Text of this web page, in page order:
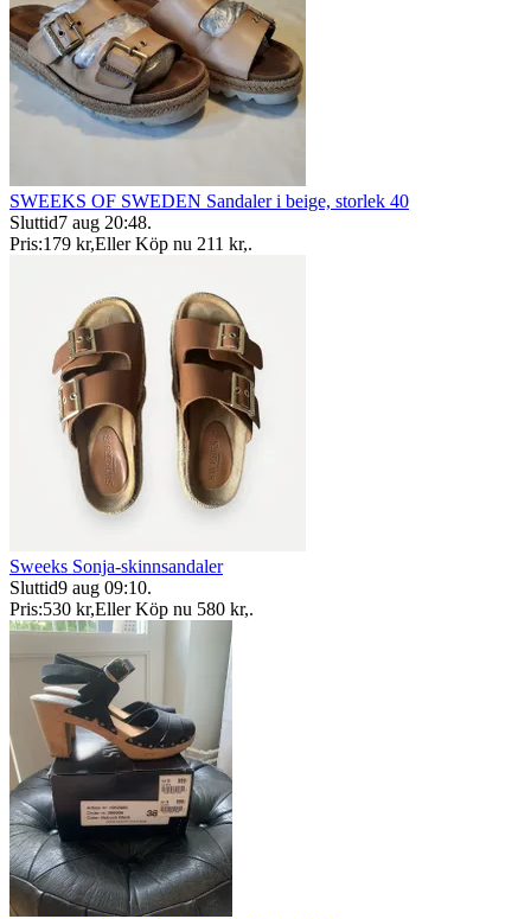
SWEEKS OF SWEDEN Sandaler i beige, storlek 40
Sluttid7 aug 20:48.
Pris:179 kr,Eller Köp nu 211 kr,.
Sweeks Sonja-skinnsandaler
Sluttid9 aug 09:10.
Pris:530 kr,Eller Köp nu 580 kr,.